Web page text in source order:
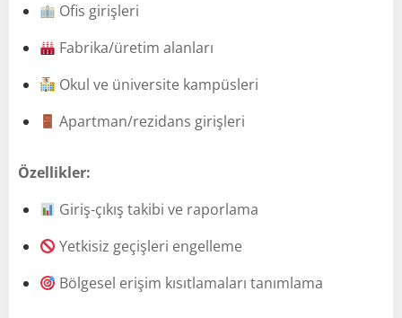
Ofis girişleri
Fabrika/üretim alanları
Okul ve üniversite kampüsleri
Apartman/rezidans girişleri
Özellikler:
Giriş-çıkış takibi ve raporlama
Yetkisiz geçişleri engelleme
Bölgesel erişim kısıtlamaları tanımlama